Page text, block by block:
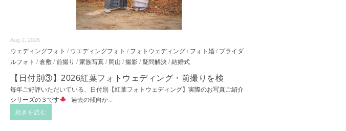
Aug 2, 2026
ウェディングフォト / ウエディングフォト / フォトウェディング / フォト婚 / ブライダ
ルフォト /倉敷 /前撮り /家族写真 / 岡山 /撮影 / 疑問解決 /結婚式
【日付別③】2026紅葉フォトウェディング・前撮りを検
毎年ご好評いただいている、日付別【紅葉フォトウェディング】実際のお写真ご紹介
シリーズの３です
過去の傾向か...
続きを読む